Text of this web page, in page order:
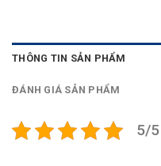
THÔNG TIN SẢN PHẨM
ĐÁNH GIÁ SẢN PHẨM
5/